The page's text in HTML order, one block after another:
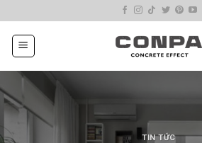
to
content
TIN TỨC